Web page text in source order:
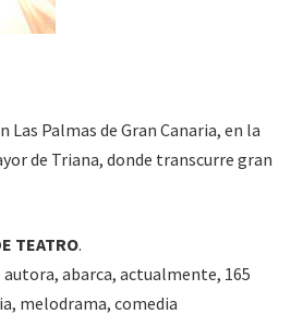
Las Palmas de Gran Canaria, en la
de Triana, donde transcurre gran
TEATRO.
abarca, actualmente, 165
melodrama, comedia